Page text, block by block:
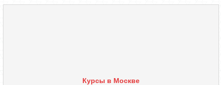
Курсы в Москве